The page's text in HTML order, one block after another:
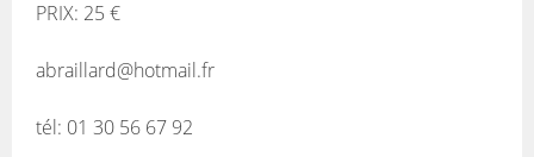
PRIX: 25 €
abraillard@hotmail.fr
tél: 01 30 56 67 92